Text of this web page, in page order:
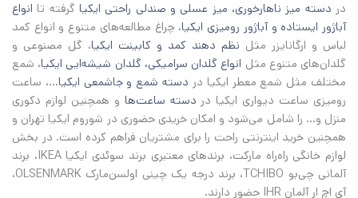
در دسته میز ناهارخوری، میز عسلی و صندلی راحتی ایکیا گرفته تا انواع
آباژور ایستاده و آباژور رومیزی ایکیا، چراغ مطالعه‌های متنوع و انواع کمد
لباس و ارگانایزر مثل نظم دهند کمد و کابینت ایکیا، گل مصنوعی و
گلدان‌های متنوع مثل انواع گلدان سرامیکی، گلدان شیشه‌ایی ایکیا، شمع
مختلف مثل شمع معطر ایکیا در دسته شمع و جاشمعی ایکیا...، ساعت
رومیزی ساعت دیواری ایکیا در دسته ساعت‌ها و همچنین لوازم دکوری
منزل و... را شامل می‌شود و امکان خریدی حضوری در شوروم ایکیا تهران و
همچنین خرید اینترنتی راحت را برای مشتریان فراهم کرده است. در بخش
لوازم خانگی راه‌راه مارکت، برندهای معتبری برند سوئدی ایکیا IKEA، برند
آلمانی چی‌بو TCHIBO، برند درجه یک چینی اولسن‌مارک OLSENMARK،
آی اچ‌ ار آلمان IHR حضور دارند.